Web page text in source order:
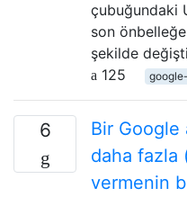
çubuğundaki
son
şekilde
125
6
Bir Google
daha fazla
vermenin